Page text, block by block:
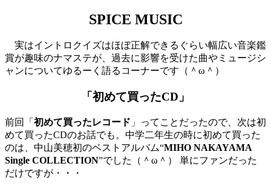
SPICE MUSIC
実はイントロクイズはほぼ正解できるぐらい幅広い音楽鑑
賞が趣味のナマステが、過去に影響を受けた曲やミュージシ
ャンについてゆるーく語るコーナーです（＾ω＾）
「初めて買ったCD」
前回「 初めて買ったレコード 」ってことだったので、次は初
めて買ったCDのお話でも。中学二年生の時に初めて買った
のは、中山美穂初のベストアルバム“MIHO NAKAYAMA
Single COLLECTION”でした（＾ω＾） 単にファンだった
だけですが・・・